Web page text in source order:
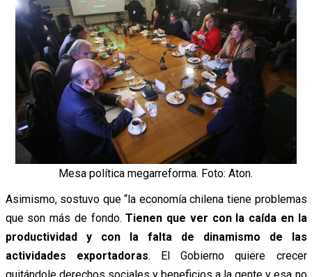
Mesa política megarreforma. Foto: Aton.
Asimismo, sostuvo que “la economía chilena tiene problemas
que son más de fondo.Tienen que ver con la caída en la
productividad y con la falta de dinamismo de las
actividades exportadoras. El Gobierno quiere crecer